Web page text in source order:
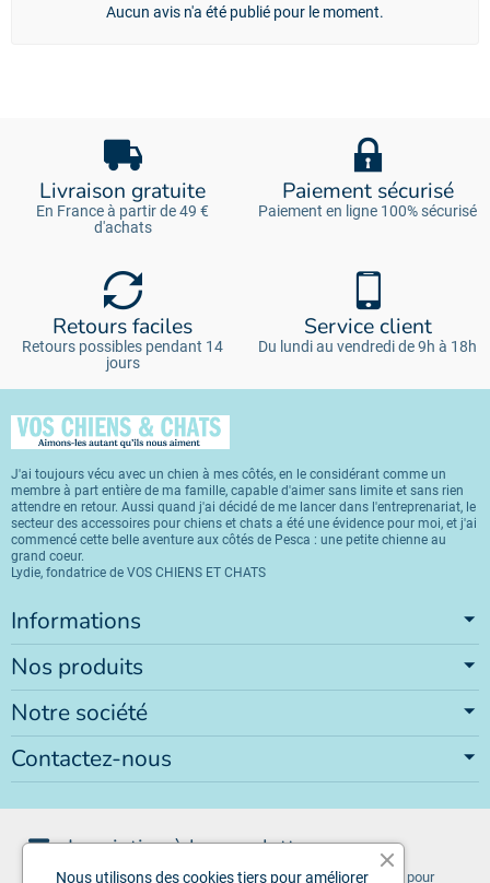
Aucun avis n'a été publié pour le moment.
Livraison gratuite
En France à partir de 49 €
d'achats
Paiement sécurisé
Paiement en ligne 100% sécurisé
Retours faciles
Retours possibles pendant 14
jours
Service client
Du lundi au vendredi de 9h à 18h
J'ai toujours vécu avec un chien à mes côtés, en le considérant comme un
membre à part entière de ma famille, capable d'aimer sans limite et sans rien
attendre en retour. Aussi quand j'ai décidé de me lancer dans l'entreprenariat, le
secteur des accessoires pour chiens et chats a été une évidence pour moi, et j'ai
commencé cette belle aventure aux côtés de Pesca : une petite chienne au
grand coeur.
Lydie, fondatrice de VOS CHIENS ET CHATS
Informations
Nos produits
Notre société
Contactez-nous
Inscription à la newsletter
Vous pouvez vous désinscrire à tout moment. Vous trouverez pour
Nous utilisons des cookies tiers pour améliorer